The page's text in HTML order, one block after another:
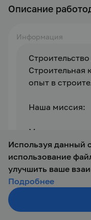
Описание
Информация
Строительная
опыт в
Наша миссия:
Мы строим на
пространство
комфортнее и
воплощают в
мечты.
-Строим
Используя данный
использование
улучшить ваше
Подробнее